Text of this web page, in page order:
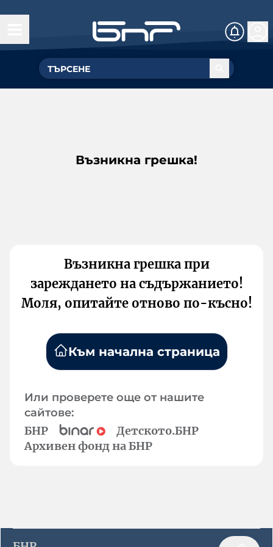
Възникна грешка!
Възникна грешка при
зареждането на съдържанието!
Моля, опитайте отново по-късно!
Към начална страница
Или проверете още от нашите
сайтове:
БНР
Детското.БНР
Архивен фонд на БНР